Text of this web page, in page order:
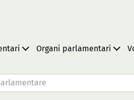
Organi parlamentari